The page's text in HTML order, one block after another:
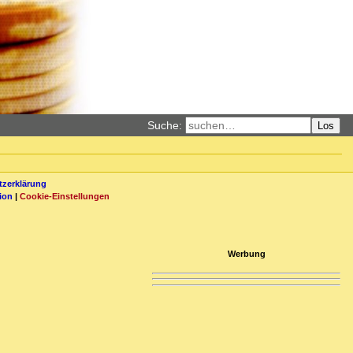
Suche: Los
| Cookie-Einstellungen
Werbung